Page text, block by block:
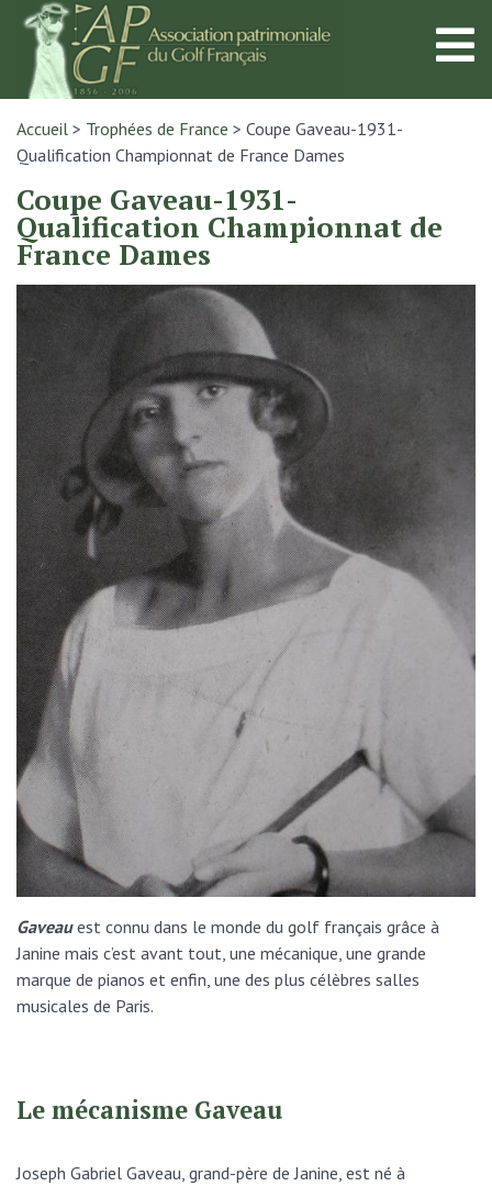
Accueil > Trophées de France > Coupe Gaveau-1931-
Qualification Championnat de France Dames
Coupe Gaveau-1931-
Qualification Championnat de
France Dames
Gaveau est connu dans le monde du golf français grâce à
Janine mais c’est avant tout, une mécanique, une grande
marque de pianos et enfin, une des plus célèbres salles
musicales de Paris.
Le mécanisme Gaveau
Joseph Gabriel Gaveau, grand-père de Janine, est né à